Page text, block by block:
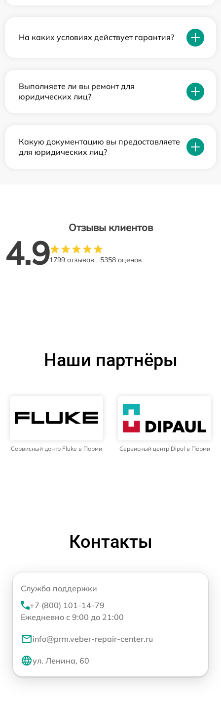
На каких условиях действует гарантия?
Выполняете ли вы ремонт для
юридических лиц?
Какую документацию вы предоставляете
для юридических лиц?
Отзывы клиентов
4.91799 отзывов 5358 оценок
Наши партнёры
Сервисный центр Fluke в Перми Сервисный центр Dipol в Перми
Контакты
Служба поддержки
+7 (800) 101-14-79
Ежедневно с 9:00 до 21:00
info@prm.veber-repair-center.ru
ул. Ленина, 60